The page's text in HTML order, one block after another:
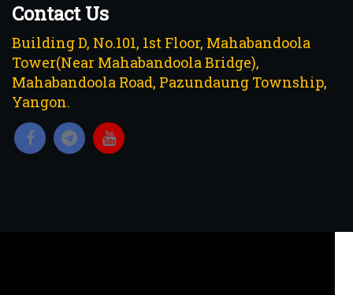
Contact Us
Building D, No.101, 1st Floor, Mahabandoola
Tower(Near Mahabandoola Bridge),
Mahabandoola Road, Pazundaung Township,
Yangon.